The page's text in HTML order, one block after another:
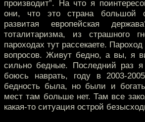
производит”. На что я
они, что это страна большой
развитая европейская
тоталитаризма, из страшного
пароходах тут рассекаете.
вопросов. Живут бедно, а вы, я
сильно бедные. Последний раз
боюсь наврать, году в 2003-
бедность была, но были и
мест там больше нет. Там все
какая-то ситуация острой